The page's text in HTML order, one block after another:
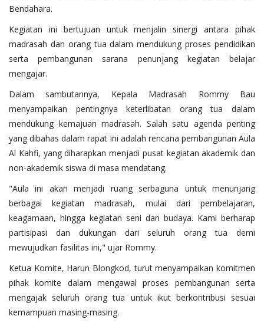
Bendahara.
Kegiatan ini bertujuan untuk menjalin sinergi antara pihak
madrasah dan orang tua dalam mendukung proses pendidikan
serta pembangunan sarana penunjang kegiatan belajar
mengajar.
Dalam sambutannya, Kepala Madrasah Rommy Bau
menyampaikan pentingnya keterlibatan orang tua dalam
mendukung kemajuan madrasah. Salah satu agenda penting
yang dibahas dalam rapat ini adalah rencana pembangunan Aula
Al Kahfi, yang diharapkan menjadi pusat kegiatan akademik dan
non-akademik siswa di masa mendatang.
"Aula ini akan menjadi ruang serbaguna untuk menunjang
berbagai kegiatan madrasah, mulai dari pembelajaran,
keagamaan, hingga kegiatan seni dan budaya. Kami berharap
partisipasi dan dukungan dari seluruh orang tua demi
mewujudkan fasilitas ini," ujar Rommy.
Ketua Komite, Harun Blongkod, turut menyampaikan komitmen
pihak komite dalam mengawal proses pembangunan serta
mengajak seluruh orang tua untuk ikut berkontribusi sesuai
kemampuan masing-masing.